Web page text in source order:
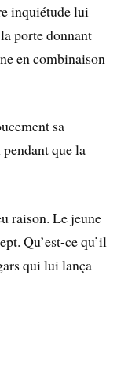
inquiétude lui
porte donnant
en combinaison
sa
que la
raison. Le jeune
Qu’est-ce qu’il
qui lui lança